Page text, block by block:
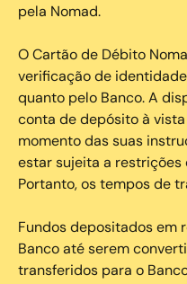
pela Nomad.
O Cartão de Débito
verificação de
quanto pelo Banco. A
conta de depósito à
momento das suas
estar sujeita a restrições
Portanto, os tempos de
Fundos depositados em
Banco até serem
transferidos para o